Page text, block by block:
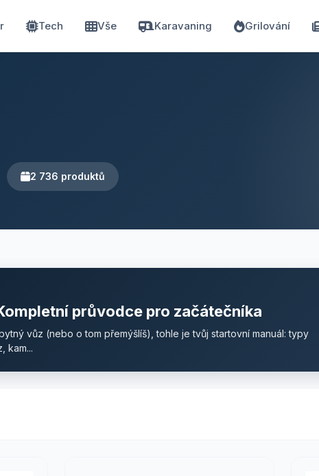
Tech Vše Karavaning Grilování
2 736 produktů
průvodce pro začátečníka
vůz (nebo o tom přemýšlíš), tohle je tvůj startovní manuál: typy
kam...